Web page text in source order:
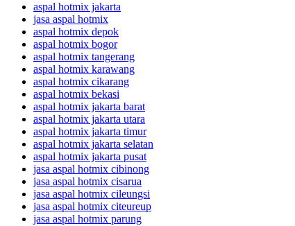
aspal hotmix jakarta
jasa aspal hotmix
aspal hotmix depok
aspal hotmix bogor
aspal hotmix tangerang
aspal hotmix karawang
aspal hotmix cikarang
aspal hotmix bekasi
aspal hotmix jakarta barat
aspal hotmix jakarta utara
aspal hotmix jakarta timur
aspal hotmix jakarta selatan
aspal hotmix jakarta pusat
jasa aspal hotmix cibinong
jasa aspal hotmix cisarua
jasa aspal hotmix cileungsi
jasa aspal hotmix citeureup
jasa aspal hotmix parung